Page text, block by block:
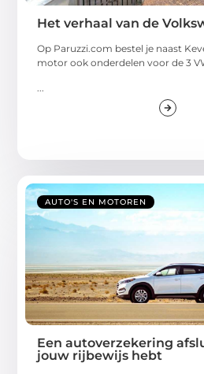
Het verhaal van de
Op Paruzzi.com bestel je naast
motor ook onderdelen voor de 3
...
AUTO'S EN MOTOREN
Een autoverzekering
jouw rijbewijs hebt